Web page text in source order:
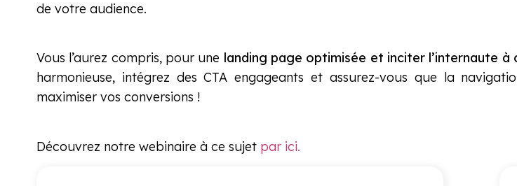
de votre audience.
Vous l’aurez compris, pour une landing page optimisée et inciter l’internaute
harmonieuse, intégrez des CTA engageants et assurez-vous que la
maximiser vos conversions !
Découvrez notre webinaire à ce sujet par ici.